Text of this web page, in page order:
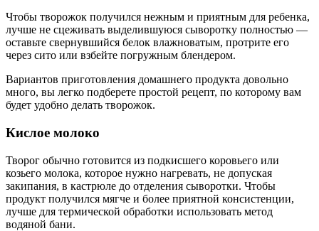
Чтобы творожок получился нежным и приятным для ребенка,
лучше не сцеживать выделившуюся сыворотку полностью —
оставьте свернувшийся белок влажноватым, протрите его
через сито или взбейте погружным блендером.
Вариантов приготовления домашнего продукта довольно
много, вы легко подберете простой рецепт, по которому вам
будет удобно делать творожок.
Кислое молоко
Творог обычно готовится из подкисшего коровьего или
козьего молока, которое нужно нагревать, не допуская
закипания, в кастрюле до отделения сыворотки. Чтобы
продукт получился мягче и более приятной консистенции,
лучше для термической обработки использовать метод
водяной бани.